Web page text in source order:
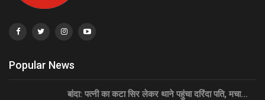
Popular News
बांदा: पत्नी का कटा सिर लेकर थाने पहुंचा दरिंदा पति, मचा…